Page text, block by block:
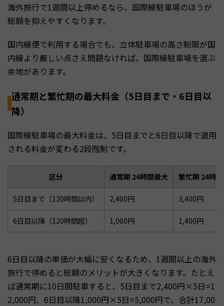
海外旅行で1週間以上停めるなら、国際線駐車場のほうが
総額を抑えやすくなります。
国内線便で利用する場合でも、立体駐車場の高さ制限が国
内線より厳しい点さえ問題なければ、国際線駐車場を選ぶ
余地があります。
通常期と繁忙期の最大料金（5日目まで・6日目以
降）
国際線駐車場の最大料金は、5日目までと6日目以降で適用
される料金が変わる2段階制です。
区分 通常期 24時間最大 繁忙期 24時
5日目まで（120時間以内） 2,400円 3,400円
6日目以降（120時間超） 1,000円 1,400円
6日目以降の単価が大幅に安くなるため、1週間以上の海外
旅行で停めると総額のメリットが大きくなります。たとえ
ば通常期に10日間駐車すると、5日目まで2,400円×5日=1
2,000円、6日目以降1,000円×5日=5,000円で、合計17,00